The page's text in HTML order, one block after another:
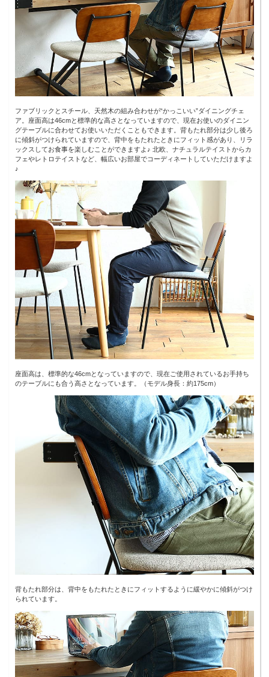
ファブリックとスチール、天然木の組み合わせが“かっこいい”ダイニングチェ
ア。座面高は46cmと標準的な高さとなっていますので、現在お使いのダイニン
グテーブルに合わせてお使いいただくこともできます。背もたれ部分は少し後ろ
に傾斜がつけられていますので、背中をもたれたときにフィット感があり、リラ
ックスしてお食事を楽しむことができますよ♪ 北欧、ナチュラルテイストからカ
フェやレトロテイストなど、幅広いお部屋でコーディネートしていただけますよ
♪
座面高は、標準的な46cmとなっていますので、現在ご使用されているお手持ち
のテーブルにも合う高さとなっています。（モデル身長：約175cm）
背もたれ部分は、背中をもたれたときにフィットするように緩やかに傾斜がつけ
られています。